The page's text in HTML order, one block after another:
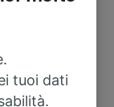
avviare
e i costi del
puoi
tuoi dati